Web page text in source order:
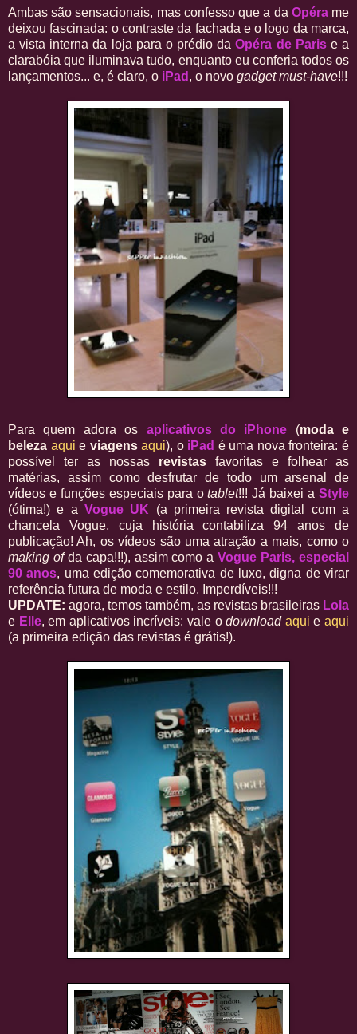
Ambas são sensacionais, mas confesso que a da Opéra me
deixou fascinada: o contraste da fachada e o logo da marca,
a vista interna da loja para o prédio daOpéra de Parise a
clarabóia que iluminava tudo, enquanto eu conferia todos os
lançamentos... e, é claro, o iPad , o novo gadget must-have!!!
Para quem adora os aplicativos do iPhone (moda e
beleza aqui e viagensaqui), o iPad é uma nova fronteira: é
possível ter as nossas revistas favoritas e folhear as
matérias, assim como desfrutar de todo um arsenal de
vídeos e funções especiais para otablet!!! Já baixei aStyle
(ótima!) e a Vogue UK (a primeira revista digital com a
chancela Vogue, cuja história contabiliza 94 anos de
publicação! Ah, os vídeos são uma atração a mais, como o
making ofda capa!!!), assim como aVogue Paris, especial
90 anos, uma edição comemorativa de luxo, digna de virar
referência futura de moda e estilo. Imperdíveis!!!
UPDATE: agora, temos também, as revistas brasileiras Lola
e Elle, em aplicativos incríveis: vale odownload aqui eaqui
(a primeira edição das revistas é grátis!).